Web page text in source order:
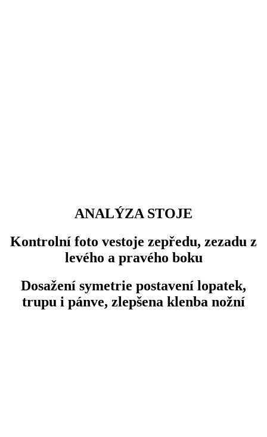
ANALÝZA STOJE
Kontrolní foto vestoje zepředu, zezadu z
levého a pravého boku
Dosažení symetrie postavení lopatek,
trupu i pánve, zlepšena klenba nožní